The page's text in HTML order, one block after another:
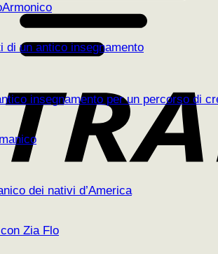
insegnamento per un percorso di
dei nativi d’America